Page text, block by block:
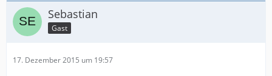
Sebastian
Gast
17. Dezember 2015 um 19:57